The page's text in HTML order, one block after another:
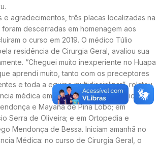
e agradecimentos, três placas localizadas na
descerradas em homenagem aos
o curso em 2019. O médico Túlio
residência de Cirurgia Geral, avaliou sua
“Cheguei muito inexperiente no Huapa
aprendi muito, tanto com os preceptores
e toda a equipe multidisciplinar”, relatou.
médica em Cirurgia Geral, os médicos
e Mayana de Pina Lobo; em
Serra de Oliveira; e em Ortopedia e
Mendonça de Bessa. Iniciam amanhã no
Médica: no curso de Cirurgia Geral, o